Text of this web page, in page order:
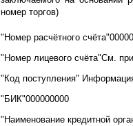
номер торгов)
"Номер расчётного
"Номер лицевого счёта"См.
"Код поступления"
"БИК"000000000
"Наименование кредитной